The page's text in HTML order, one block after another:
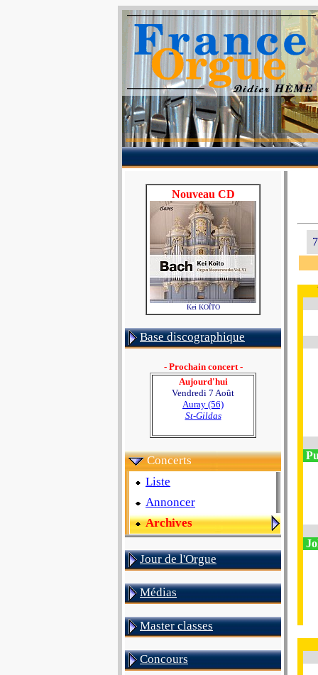
Nouveau CD
Kei KOÏTO
Base discographique
- Prochain concert -
Aujourd'hui
Vendredi 7 Août
Auray (56)
St-Gildas
Concerts
Liste
Annoncer
Archives
Jour de l'Orgue
Médias
Master classes
Concours